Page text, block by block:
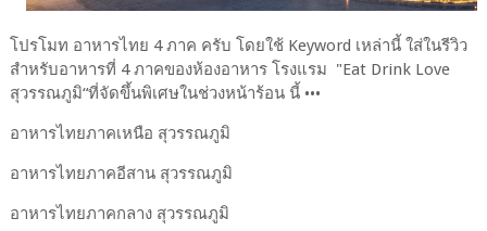
โปรโมท อาหารไทย 4 ภาค ครับ โดยใช้ Keyword เหล่านี้ ใส่ในรีวิว
สำหรับอาหารที่ 4 ภาคของห้องอาหาร โรงแรม "Eat Drink Love
สุวรรณภูมิ“ที่จัดขึ้นพิเศษในช่วงหน้าร้อน นี้ •••
อาหารไทยภาคเหนือ สุวรรณภูมิ
อาหารไทยภาคอีสาน สุวรรณภูมิ
อาหารไทยภาคกลาง สุวรรณภูมิ